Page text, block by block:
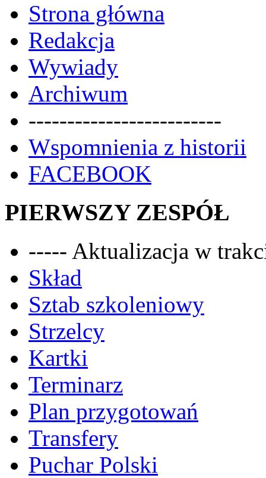
Strona główna
Redakcja
Wywiady
Archiwum
-------------------------
Wspomnienia z historii
FACEBOOK
PIERWSZY ZESPÓŁ
----- Aktualizacja w
Skład
Sztab szkoleniowy
Strzelcy
Kartki
Terminarz
Plan przygotowań
Transfery
Puchar Polski